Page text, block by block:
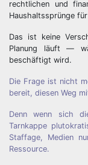
rechtlichen und
Haushaltssprünge
Das ist keine
Planung läuft —
beschäftigt wird.
Die Frage ist nicht
bereit, diesen Weg
Denn wenn sich
Tarnkappe
Staffage, Medien
Ressource.